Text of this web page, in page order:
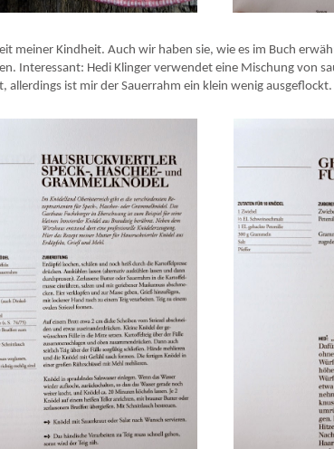
meiner Kindheit. Auch wir haben sie, wie es im Buch
Interessant: Hedi Klinger verwendet eine Mischung von
allerdings ist mir der Sauerrahm ein klein wenig ausgeflockt.